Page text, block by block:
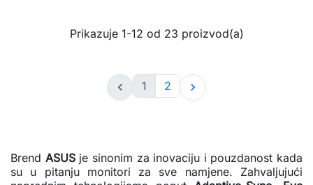
Prikazuje 1-12 od 23 proizvod(a)
 1 2 
Brend ASUSje sinonim za inovaciju i pouzdanost kada
su u pitanju monitori za sve namjene. Zahvaljujući